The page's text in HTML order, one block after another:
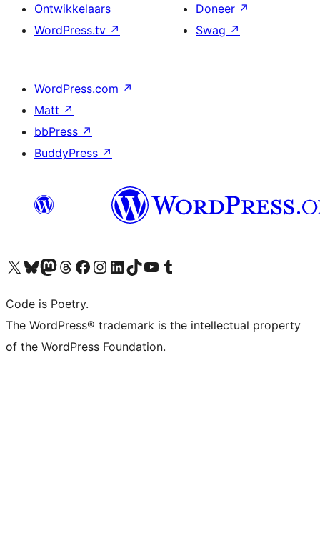
Ontwikkelaars
WordPress.tv ↗
Doneer ↗
Swag ↗
WordPress.com ↗
Matt ↗
bbPress ↗
BuddyPress ↗
Bezoek ons X (voorheen Twitter) account
Bezoek onze Bluesky account
Bezoek ons Mastodon account
Bezoek onze Threads account
Onze Facebookpagina bezoeken
Bezoek onze Instagram account
Bezoek onze LinkedIn account
Bezoek onze TikTok account
Bezoek ons YouTube kanaalBezoek onze Tumblr account
Code is Poetry.
The WordPress® trademark is the intellectual property
of the WordPress Foundation.